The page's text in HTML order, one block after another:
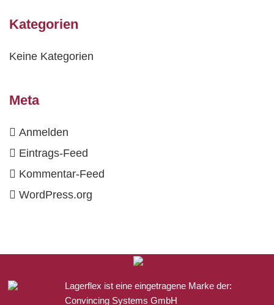
Kategorien
Keine Kategorien
Meta
Anmelden
Eintrags-Feed
Kommentar-Feed
WordPress.org
Lagerflex ist eine eingetragene Marke der:
Convincing Systems GmbH